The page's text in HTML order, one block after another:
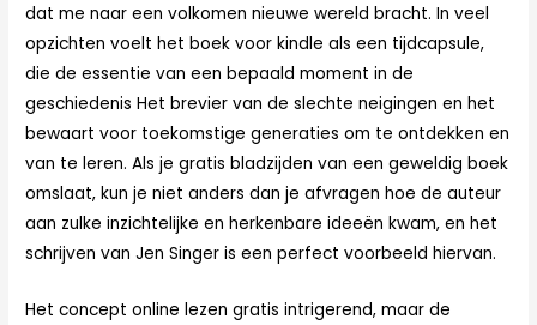
dat me naar een volkomen nieuwe wereld bracht. In veel
opzichten voelt het boek voor kindle als een tijdcapsule,
die de essentie van een bepaald moment in de
geschiedenis Het brevier van de slechte neigingen en het
bewaart voor toekomstige generaties om te ontdekken en
van te leren. Als je gratis bladzijden van een geweldig boek
omslaat, kun je niet anders dan je afvragen hoe de auteur
aan zulke inzichtelijke en herkenbare ideeën kwam, en het
schrijven van Jen Singer is een perfect voorbeeld hiervan.
Het concept online lezen gratis intrigerend, maar de